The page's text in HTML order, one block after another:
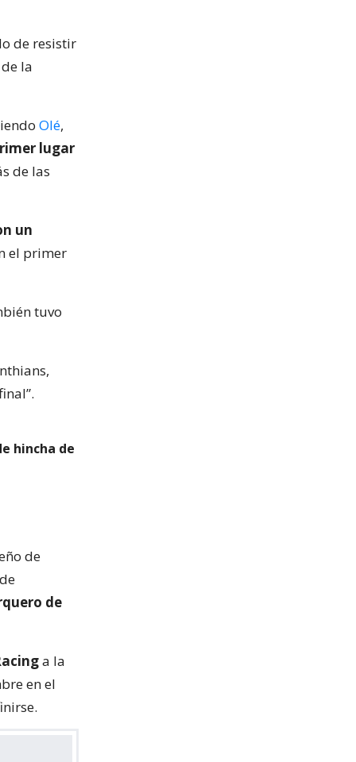
de resistir
la
Olé,
lugar
de las
un
el primer
tuvo
hincha de
de
de
a la
en el